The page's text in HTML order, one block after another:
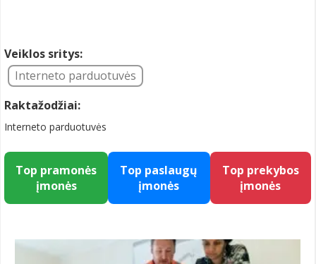
Veiklos sritys:
Interneto parduotuvės
Raktažodžiai:
Interneto parduotuvės
Top pramonės
įmonės
Top paslaugų
įmonės
Top prekybos
įmonės